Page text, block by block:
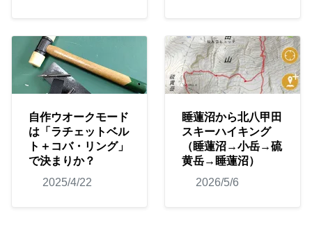
自作ウオークモード
は「ラチェットベル
ト＋コバ・リング」
で決まりか？
2025/4/22
睡蓮沼から北八甲田
スキーハイキング
（睡蓮沼→小岳→硫
黄岳→睡蓮沼）
2026/5/6